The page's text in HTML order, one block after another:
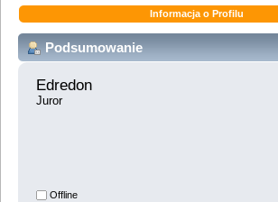
Informacja o Profilu
Podsumowanie
Edredon
Juror
Offline